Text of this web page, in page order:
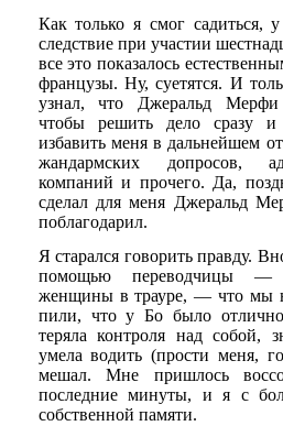
Как только я смог садиться,
следствие при участии
все это показалось
французы. Ну, суетятся. И
узнал, что Джеральд Мерфи
чтобы решить дело сразу и
избавить меня в дальнейшем
жандармских допросов,
компаний и прочего. Да,
сделал для меня Джеральд
поблагодарил.
Я старался говорить правду.
помощью переводчицы —
женщины в трауре, — что мы
пили, что у Бо было
теряла контроля над собой,
умела водить (прости меня,
мешал. Мне пришлось
последние минуты, и я с
собственной памяти.